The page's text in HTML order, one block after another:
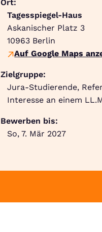
Ort:
Tagesspiegel-Haus
Askanischer Platz 3
10963 Berlin
Auf Google Maps
Zielgruppe:
Jura-Studierende,
Interesse an einem
Bewerben bis:
So, 7. Mär 2027